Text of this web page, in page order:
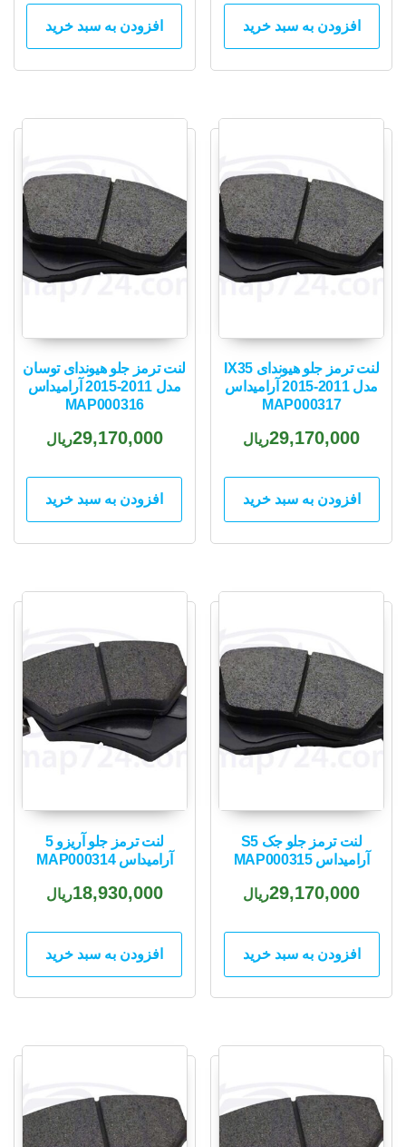
افزودن به سبد خرید افزودن به سبد خرید
لنت ترمز جلو هیوندای IX35
مدل 2011-2015 آرامیداس
MAP000317
29,170,000ریال
افزودن به سبد خرید
لنت ترمز جلو هیوندای توسان
مدل 2011-2015 آرامیداس
MAP000316
29,170,000ریال
افزودن به سبد خرید
لنت ترمز جلو جک S5
آرامیداس MAP000315
29,170,000ریال
افزودن به سبد خرید
لنت ترمز جلو آریزو 5
آرامیداس MAP000314
18,930,000ریال
افزودن به سبد خرید